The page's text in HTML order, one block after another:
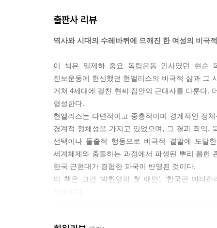
개척하는 운명의 주인공이자 의지적 인간형이었
이 되었지만, 이들의 정체성과 정신은 그들의 시
속하지 않았다. 또한 이들은 여타 한국인 이민 2
혁명 활동의 세례에서 발원했다. 이들은 진정한
들이 계승되거나 변형된 형태로 지속되었던 것이다
미국과 소련이라는 강력한 힘이 한반도의 새로운
식민지였던 한국은 이제 강대국 도마 위의 생선과
미소라는 거대한 자기장은 한반도 주민을 책받침
간만 차이를 만들어내듯 한반도에서 두 힘의 파
하고 있던 현앨리스는 산산조각 나버렸다. 현앨
출판사 리뷰
역사와 시대의 수레바퀴에 으깨진 한 여성의 비극
이 책은 일제하 중요 독립운동 인사였던 현순
진보운동에 헌신했던 현앨리스의 비극적 삶과 그
거쳐 4세대에 걸친 현씨 집안의 근대사를 다룬다.
형성한다.
현앨리스는 다면적이고 중층적이며 경계적인 정
경계적 정체성을 가지고 있었으며, 그 결과 좌익,
선택이나 돌출적 행동으로 비극적 결말에 도달
세계체제와 충돌하는 과정에서 파생된 뿌리 뽑힌
한국 근현대가 경험한 파국이 반영된 것이다.
이 책은 그간 ‘박헌영의 첫 애인’, ‘한국판 마타